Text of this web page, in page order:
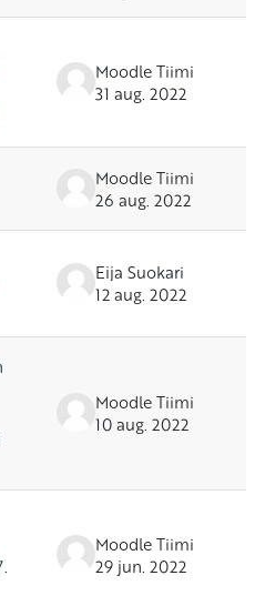
Moodle Tiimi
31 aug. 2022
Moodle Tiimi
26 aug. 2022
Eija Suokari
12 aug. 2022
Moodle Tiimi
10 aug. 2022
Moodle Tiimi
29 jun. 2022